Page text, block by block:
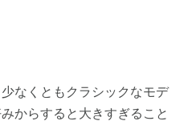
なくともクラシックなモデ
からすると大きすぎること